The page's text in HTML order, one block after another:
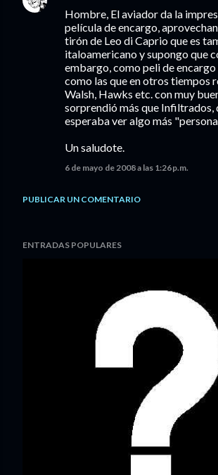
Hombre, El aviador da la
película de encargo,
tirón de Leo di Caprio que es
italoamericano y supongo que
embargo, como peli de encargo
como las que en otros tiempos
Walsh, Hawks etc. con muy
sorprendió más que Infiltrados,
esperaba ver algo más
Un saludote.
6 de mayo de 2008 a las 1:26 p.m.
PUBLICAR UN COMENTARIO
ENTRADAS POPULARES